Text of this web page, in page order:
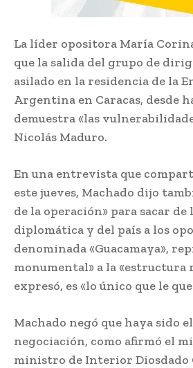
La líder opositora María
que la salida del grupo de
asilado en la residencia de la
Argentina en Caracas, desde
demuestra «las
Nicolás Maduro.
En una entrevista que
este jueves, Machado dijo
de la operación» para sacar de
diplomática y del país a los
denominada «Guacamaya»,
monumental» a la «estructura
expresó, es «lo único que le
Machado negó que haya sido
negociación, como afirmó el
ministro de Interior Diosdado